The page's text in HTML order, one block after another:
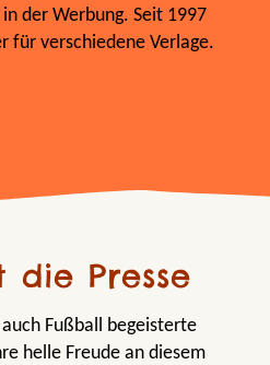
der Werbung. Seit 1997
für verschiedene Verlage.
die Presse
Fußball begeisterte
helle Freude an diesem